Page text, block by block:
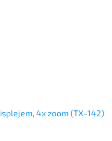
4x zoom (TX-142)